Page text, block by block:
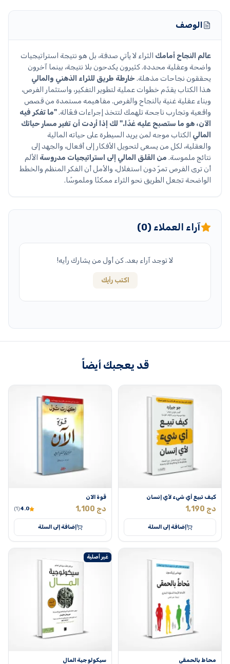
الوصف
عالم النجاح أمامك الثراء لا يأتي صدفة، بل هو نتيجة استراتيجيات
واضحة وعقلية محددة. كثيرون يكدحون بلا نتيجة، بينما آخرون
يحققون نجاحات مذهلة. خارطة طريق للثراء الذهني والمالي
هذا الكتاب يقدّم خطوات عملية لتطوير التفكير، واستثمار الفرص،
وبناء عقلية غنية بالنجاح والفرص. مفاهيمه مستمدة من قصص
واقعية وتجارب ناجحة تلهمك لتتخذ إجراءات فعّالة."ما تفكر فيه
الآن، هو ما ستصبح عليه غدًا." لك إذا أردت أن تغير مسار حياتك
المالي الكتاب موجه لمن يريد السيطرة على حياته المالية
والعقلية، لكل من يسعى لتحويل الأفكار إلى أفعال، والجهد إلى
نتائج ملموسة. من القلق المالي إلى استراتيجيات مدروسة الألم
أن ترى الفرص تمرّ دون استغلال، والأمل أن الفكر المنظم والخطط
الواضحة تجعل الطريق نحو الثراء ممكنًا وملموسًا.
آراء العملاء (0)
لا توجد آراء بعد. كن أول من يشارك رأيه!
اكتب رأيك
قد يعجبك أيضاً
كيف تبيع أي شيء لأي إنسان
1,190 دج
إضافة إلى السلة
قوة الآن
1,100 دج 4.0
(1)
إضافة إلى السلة
محاط بالحمقى
غير أصلية
سيكولوجية المال